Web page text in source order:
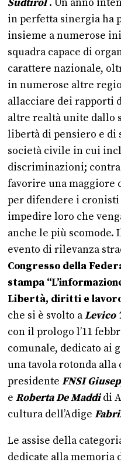
Südtirol. Un anno
in perfetta sinergia ha
insieme a numerose
squadra capace di
carattere nazionale,
in numerose altre
allacciare dei rapporti
altre realtà unite dallo
libertà di pensiero e di
società civile in cui
discriminazioni;
favorire una maggiore
per difendere i
impedire loro che
anche le più scomode.
evento di rilevanza
Congresso della
stampa
Libertà, diritti e lavoro
che si è svolto aLevico
con il prologo l’11
comunale, dedicato ai
una tavola rotonda
presidente FNSI
e Roberta De Maddidi
cultura dell’Adige
Le assise della
dedicate alla memoria